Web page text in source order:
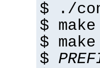
$ ./
$ make
$
$